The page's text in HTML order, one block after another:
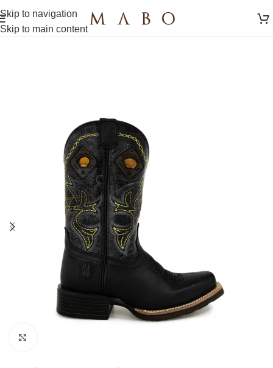
Skip to navigation
Skip to main content